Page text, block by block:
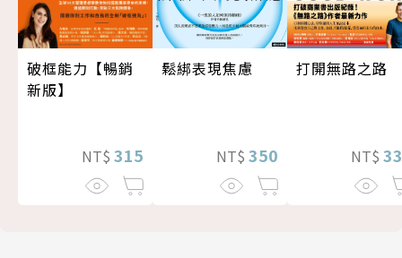
破框能力【暢銷
新版】
NT$ 315
鬆綁表現焦慮
NT$ 350
打開無路之路
NT$